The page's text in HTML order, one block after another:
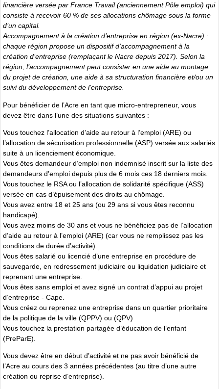
financière versée par France Travail (anciennement Pôle emploi) qui
consiste à recevoir 60 % de ses allocations chômage sous la forme
d’un capital.
Accompagnement à la création d’entreprise en région (ex-Nacre) :
chaque région propose un dispositif d’accompagnement à la
création d’entreprise (remplaçant le Nacre depuis 2017). Selon la
région, l’accompagnement peut consister en une aide au montage
du projet de création, une aide à sa structuration financière et/ou un
suivi du développement de l’entreprise.
Pour bénéficier de l’Acre en tant que micro-entrepreneur, vous
devez être dans l’une des situations suivantes :
Vous touchez l’allocation d’aide au retour à l’emploi (ARE) ou
l’allocation de sécurisation professionnelle (ASP) versée aux salariés
suite à un licenciement économique.
Vous êtes demandeur d’emploi non indemnisé inscrit sur la liste des
demandeurs d’emploi depuis plus de 6 mois ces 18 derniers mois.
Vous touchez le RSA ou l’allocation de solidarité spécifique (ASS)
versée en cas d’épuisement des droits au chômage.
Vous avez entre 18 et 25 ans (ou 29 ans si vous êtes reconnu
handicapé).
Vous avez moins de 30 ans et vous ne bénéficiez pas de l’allocation
d’aide au retour à l’emploi (ARE) (car vous ne remplissez pas les
conditions de durée d’activité).
Vous êtes salarié ou licencié d’une entreprise en procédure de
sauvegarde, en redressement judiciaire ou liquidation judiciaire et
reprenant une entreprise.
Vous êtes sans emploi et avez signé un contrat d’appui au projet
d’entreprise - Cape.
Vous créez ou reprenez une entreprise dans un quartier prioritaire
de la politique de la ville (QPPV) ou (QPV)
Vous touchez la prestation partagée d’éducation de l’enfant
(PreParE).
Vous devez être en début d’activité et ne pas avoir bénéficié de
l’Acre au cours des 3 années précédentes (au titre d’une autre
création ou reprise d’entreprise).